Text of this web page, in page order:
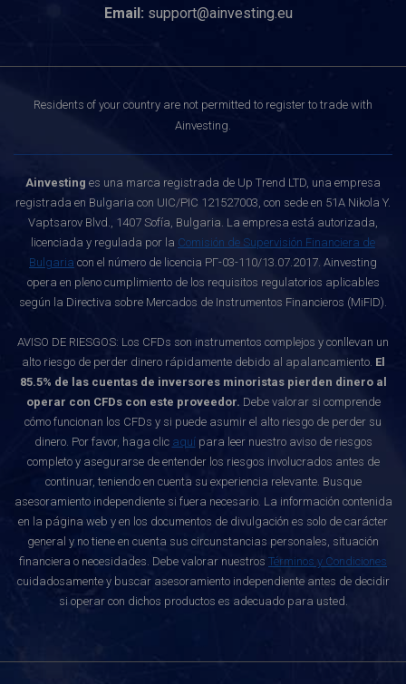
Email: support@ainvesting.eu
Residents of your country are not permitted to register to trade with
Ainvesting.
Ainvesting es una marca registrada de Up Trend LTD, una empresa
registrada en Bulgaria con UIC/PIC 121527003, con sede en 51A Nikola Y.
Vaptsarov Blvd., 1407 Sofía, Bulgaria. La empresa está autorizada,
licenciada y regulada por la Comisión de Supervisión Financiera de
Bulgaria con el número de licencia РГ-03-110/13.07.2017. Ainvesting
opera en pleno cumplimiento de los requisitos regulatorios aplicables
según la Directiva sobre Mercados de Instrumentos Financieros (MiFID).
AVISO DE RIESGOS: Los CFDs son instrumentos complejos y conllevan un
alto riesgo de perder dinero rápidamente debido al apalancamiento. El
85.5% de las cuentas de inversores minoristas pierden dinero al
operar con CFDs con este proveedor. Debe valorar si comprende
cómo funcionan los CFDs y si puede asumir el alto riesgo de perder su
dinero. Por favor, haga clic aquípara leer nuestro aviso de riesgos
completo y asegurarse de entender los riesgos involucrados antes de
continuar, teniendo en cuenta su experiencia relevante. Busque
asesoramiento independiente si fuera necesario. La información contenida
en la página web y en los documentos de divulgación es solo de carácter
general y no tiene en cuenta sus circunstancias personales, situación
financiera o necesidades. Debe valorar nuestros Términos y Condiciones
cuidadosamente y buscar asesoramiento independiente antes de decidir
si operar con dichos productos es adecuado para usted.